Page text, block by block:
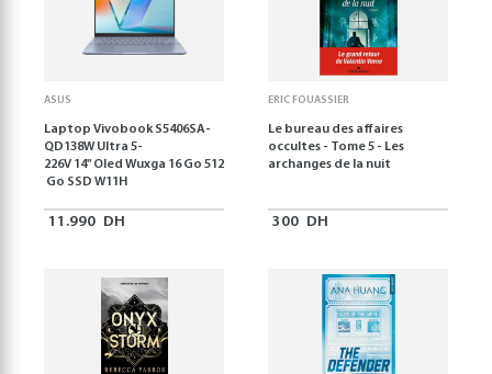
ASUS
Laptop Vivobook S5406SA-
QD138W Ultra 5-
226V 14" Oled Wuxga 16 Go 512
Go SSD W11H
11.990 DH
ERIC FOUASSIER
Le bureau des affaires
occultes - Tome 5 - Les
archanges de la nuit
300 DH